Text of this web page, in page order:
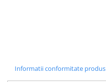
Informatii conformitate produs